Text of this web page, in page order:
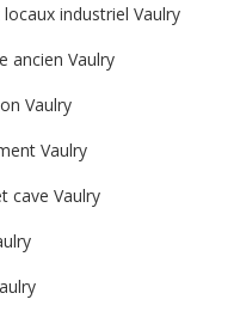
industriel Vaulry
ancien Vaulry
Vaulry
Vaulry
cave Vaulry